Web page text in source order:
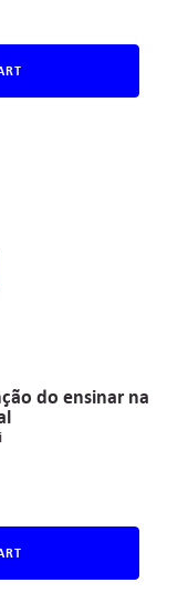
do ensinar na